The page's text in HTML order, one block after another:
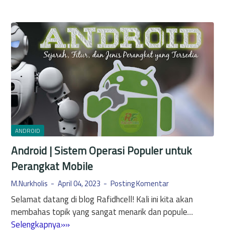
e
r
a
p
i
u
r
B
a
r
u
y
a
u
r
i
t
y
B
r
o
m
M
o
A
n
d
g
u
l
U
u
t
a
n
A
n
d
r
o
ANDROID
Android | Sistem Operasi Populer untuk
Perangkat Mobile
M.Nurkholis April 04, 2023 Posting Komentar
Selamat datang di blog Rafidhcell! Kali ini kita akan
membahas topik yang sangat menarik dan popule…
Selengkapnya»»